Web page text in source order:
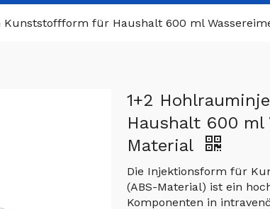
für Haushalt 600 ml
1+2
Haushalt 600 ml
Material
Die Injektionsform für
(ABS-Material) ist ein
Komponenten in